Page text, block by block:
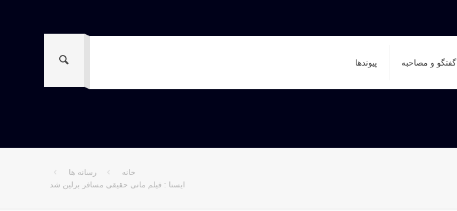
گفتگو و مصاحبه پیوندها
خانه
رسانه ها
ایسنا : فیلم مانی حقیقی مسافر برلین شد